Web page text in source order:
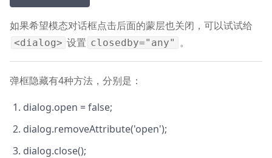
如果希望模态对话框点击后面的蒙层也关闭，可以试试给
<dialog> 设置 closedby="any" 。
弹框隐藏有4种方法，分别是：
dialog.open = false;
dialog.removeAttribute('open');
dialog.close();